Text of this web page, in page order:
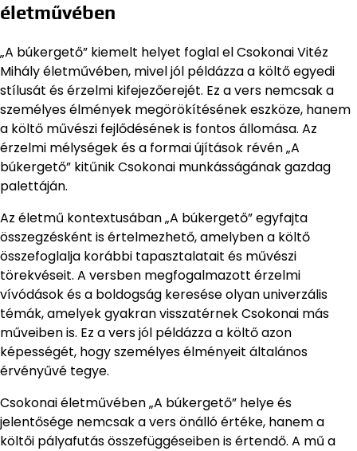
életművében
„A búkergető” kiemelt helyet foglal el Csokonai Vitéz
Mihály életművében, mivel jól példázza a költő egyedi
stílusát és érzelmi kifejezőerejét. Ez a vers nemcsak a
személyes élmények megörökítésének eszköze, hanem
a költő művészi fejlődésének is fontos állomása. Az
érzelmi mélységek és a formai újítások révén „A
búkergető” kitűnik Csokonai munkásságának gazdag
palettáján.
Az életmű kontextusában „A búkergető” egyfajta
összegzésként is értelmezhető, amelyben a költő
összefoglalja korábbi tapasztalatait és művészi
törekvéseit. A versben megfogalmazott érzelmi
vívódások és a boldogság keresése olyan univerzális
témák, amelyek gyakran visszatérnek Csokonai más
műveiben is. Ez a vers jól példázza a költő azon
képességét, hogy személyes élményeit általános
érvényűvé tegye.
Csokonai életművében „A búkergető” helye és
jelentősége nemcsak a vers önálló értéke, hanem a
költői pályafutás összefüggéseiben is értendő. A mű a